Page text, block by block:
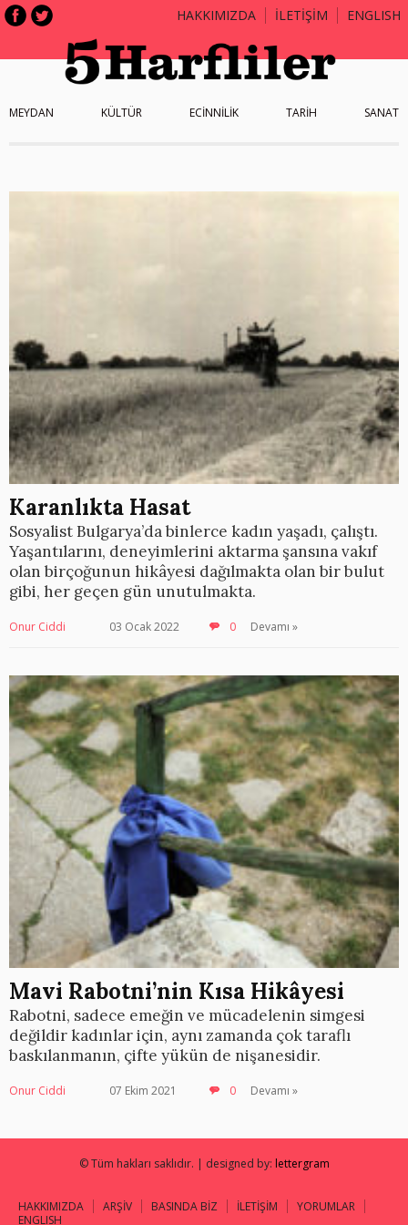
HAKKIMIZDA İLETİŞİM ENGLISH
MEYDAN KÜLTÜR ECİNNİLİK TARİH SANAT
Karanlıkta Hasat
Sosyalist Bulgarya’da binlerce kadın yaşadı, çalıştı.
Yaşantılarını, deneyimlerini aktarma şansına vakıf
olan birçoğunun hikâyesi dağılmakta olan bir bulut
gibi, her geçen gün unutulmakta.
Onur Ciddi 03 Ocak 2022 0 Devamı »
Mavi Rabotni’nin Kısa Hikâyesi
Rabotni, sadece emeğin ve mücadelenin simgesi
değildir kadınlar için, aynı zamanda çok taraflı
baskılanmanın, çifte yükün de nişanesidir.
Onur Ciddi 07 Ekim 2021 0 Devamı »
© Tüm hakları saklıdır. | designed by: lettergram
HAKKIMIZDA ARŞİV BASINDA BİZ İLETİŞİM
YORUMLAR
ENGLISH